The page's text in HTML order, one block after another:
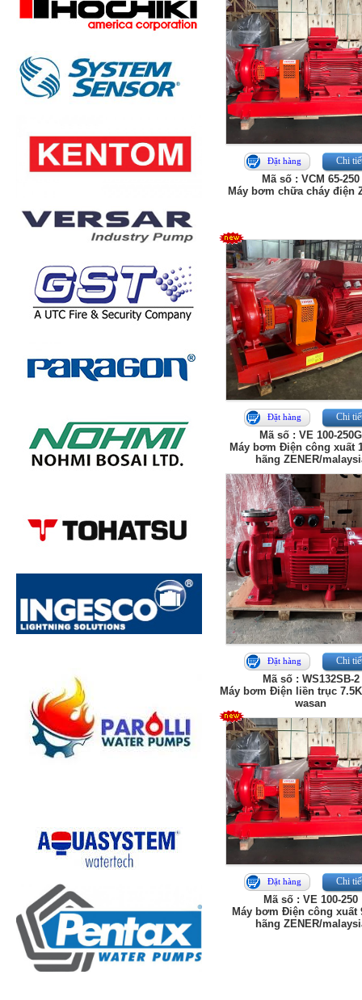
Đặt hàng Chi
Mã số : VCM 65-250
Máy bơm chữa cháy điện
Đặt hàng Chi
Mã số : VE 100-250G
Máy bơm Điện công xuất
hãng ZENER/
Đặt hàng Chi
Mã số : WS132SB-2
Máy bơm Điện liền trục
wasan
Đặt hàng Chi
Mã số : VE 100-250
Máy bơm Điện công xuất
hãng ZENER/